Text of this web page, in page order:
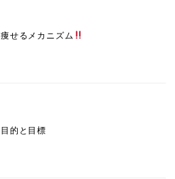
痩せるメカニズム
目的と目標